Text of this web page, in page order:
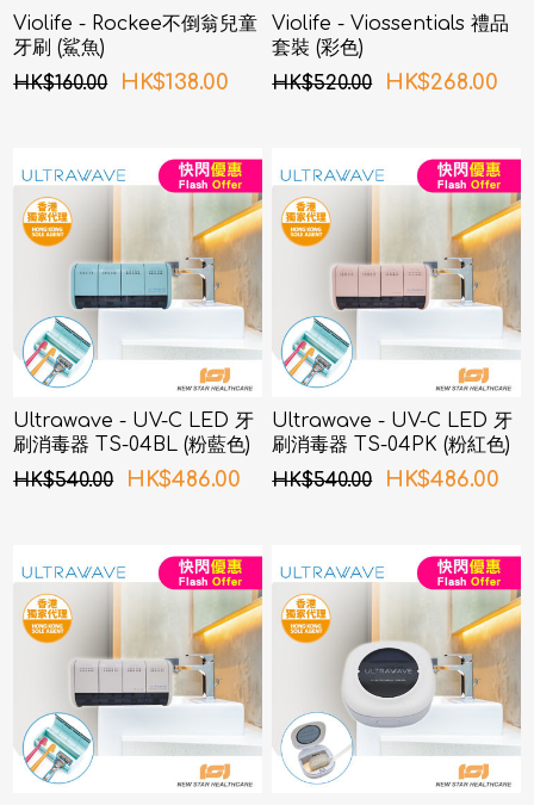
Violife - Rockee不倒翁兒童
牙刷 (鯊魚)
HK$160.00
HK$138.00
Violife - Viossentials 禮品
套裝 (彩色)
HK$520.00
HK$268.00
Ultrawave - UV-C LED 牙
刷消毒器 TS-04BL (粉藍色)
HK$540.00
HK$486.00
Ultrawave - UV-C LED 牙
刷消毒器 TS-04PK (粉紅色)
HK$540.00
HK$486.00